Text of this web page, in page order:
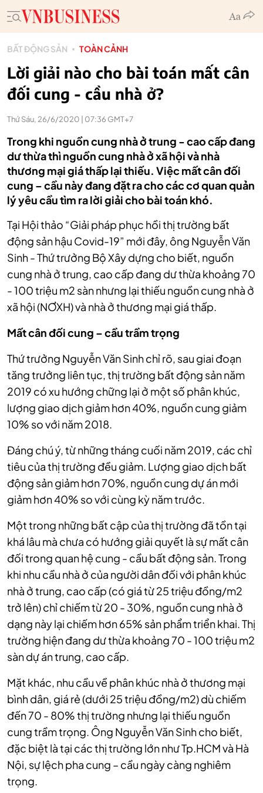
BẤT ĐỘNG SẢN TOÀN CẢNH
Lời giải nào cho bài toán mất cân
đối cung - cầu nhà ở?
Thứ Sáu, 26/6/2020 | 07:36 GMT+7
Trong khi nguồn cung nhà ở trung - cao cấp đang
dư thừa thì nguồn cung nhà ở xã hội và nhà
thương mại giá thấp lại thiếu. Việc mất cân đối
cung – cầu này đang đặt ra cho các cơ quan quản
lý yêu cầu tìm ra lời giải cho bài toán khó.
Tại Hội thảo “Giải pháp phục hồi thị trường bất
động sản hậu Covid-19” mới đây, ông Nguyễn Văn
Sinh - Thứ trưởng Bộ Xây dựng cho biết, nguồn
cung nhà ở trung, cao cấp đang dư thừa khoảng 70
- 100 triệu m2 sàn nhưng lại thiếu nguồn cung nhà ở
xã hội (NƠXH)và nhà ở thương mại giá thấp.
Mất cân đối cung – cầu trầm trọng
Thứ trưởng Nguyễn Văn Sinh chỉ rõ, sau giai đoạn
tăng trưởng liên tục, thị trường bất động sản năm
2019 có xu hướng chững lại ở một số phân khúc,
lượng giao dịch giảm hơn 40%, nguồn cung giảm
10% so với năm 2018.
Đáng chú ý, từ những tháng cuối năm 2019, các chỉ
tiêu của thị trường đều giảm. Lượng giao dịch bất
động sản giảm hơn 70%, nguồn cung dự án mới
giảm hơn 40% so với cùng kỳ năm trước.
Một trong những bất cập của thị trường đã tồn tại
khá lâu mà chưa có hướng giải quyết là sự mất cân
đối trong quan hệ cung - cầu bất động sản. Trong
khi nhu cầu nhà ở của người dân đối với phân khúc
nhà ở trung, cao cấp (có giá từ 25 triệu đồng/m2
trở lên) chỉ chiếm từ 20 - 30%, nguồn cung nhà ở
dạng này lại chiếm hơn 65% sản phẩm triển khai. Thị
trường hiện đang dư thừa khoảng 70 - 100 triệu m2
sàn dự án trung, cao cấp.
Mặt khác, nhu cầu về phân khúc nhà ở thương mại
bình dân, giá rẻ (dưới 25 triệu đồng/m2) dù chiếm
đến 70 - 80% thị trường nhưng lại thiếu nguồn
cung trầm trọng. Ông Nguyễn Văn Sinh cho biết,
đặc biệt là tại các thị trường lớn như Tp.HCM và Hà
Nội, sự lệch pha cung – cầu ngày càng nghiêm
trọng.